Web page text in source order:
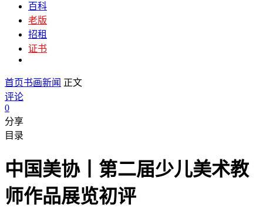
百科
老版
招租
证书
首页书画新闻 正文
评论
0
分享
目录
中国美协丨第二届少儿美术教
师作品展览初评